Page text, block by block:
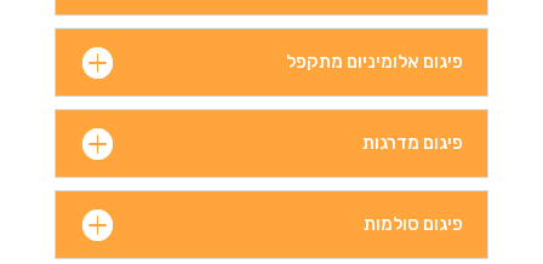
פיגום אלומיניום מתקפל
פיגום מדרגות
פיגום סולמות